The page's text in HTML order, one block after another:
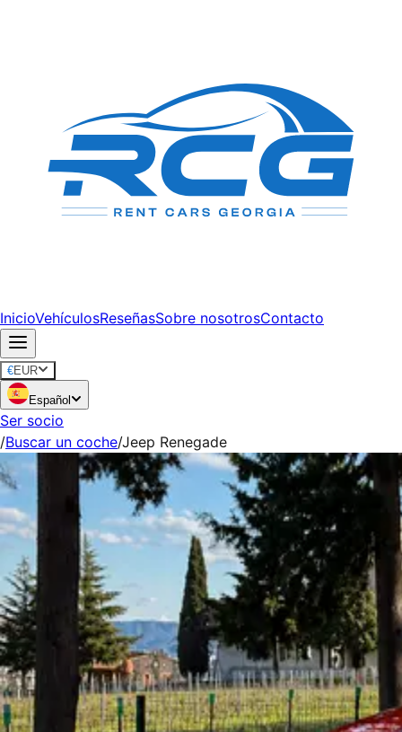
InicioVehículosReseñasSobre nosotrosContacto
€EUR
Español
Ser socio
/Buscar un coche/Jeep Renegade